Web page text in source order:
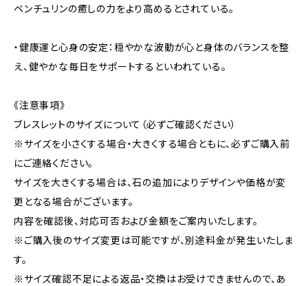
ベンチュリンの癒しの力をより高めるとされている。
・健康運と心身の安定：穏やかな波動が心と身体のバランスを整
え、健やかな毎日をサポートするといわれている。
《注意事項》
ブレスレットのサイズについて（必ずご確認ください）
※サイズを小さくする場合・大きくする場合ともに、必ずご購入前
にご連絡ください。
サイズを大きくする場合は、石の追加によりデザインや価格が変
更となる場合がございます。
内容を確認後、対応可否および金額をご案内いたします。
※ご購入後のサイズ変更は可能ですが、別途料金が発生いたしま
す。
※サイズ確認不足による返品・交換はお受けできませんので、あ